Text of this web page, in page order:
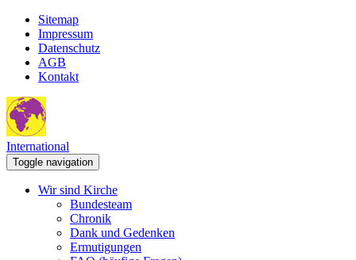
Sitemap
Impressum
Datenschutz
AGB
Kontakt
International
Toggle navigation
Wir sind Kirche
Bundesteam
Chronik
Dank und Gedenken
Ermutigungen